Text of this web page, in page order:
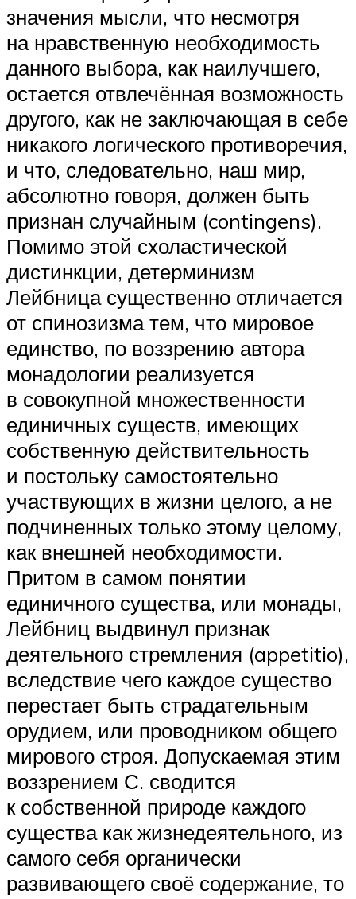
значения мысли, что несмотря
на нравственную необходимость
данного выбора, как наилучшего,
остается отвлечённая возможность
другого, как не заключающая в себе
никакого логического противоречия,
и что, следовательно, наш мир,
абсолютно говоря, должен быть
признан случайным (contingens).
Помимо этой схоластической
дистинкции, детерминизм
Лейбница существенно отличается
от спинозизма тем, что мировое
единство, по воззрению автора
монадологии реализуется
в совокупной множественности
единичных существ, имеющих
собственную действительность
и постольку самостоятельно
участвующих в жизни целого, а не
подчиненных только этому целому,
как внешней необходимости.
Притом в самом понятии
единичного существа, или монады,
Лейбниц выдвинул признак
деятельного стремления (appetitio),
вследствие чего каждое существо
перестает быть страдательным
орудием, или проводником общего
мирового строя. Допускаемая этим
воззрением С. сводится
к собственной природе каждого
существа как жизнедеятельного, из
самого себя органически
развивающего своё содержание, то